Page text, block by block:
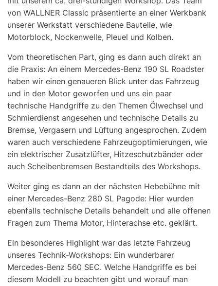
von WALLNER Classic präsentierte an einer Werkbank
unserer Werkstatt verschiedene Bauteile, wie
Motorblock, Nockenwelle, Pleuel und Kolben.
Vom theoretischen Part, ging es dann auch direkt an
die Praxis: An einem Mercedes-Benz 190 SL Roadster
haben wir einen genaueren Blick unter das Fahrzeug
und in den Motor geworfen und uns ein paar
technische Handgriffe zu den Themen Ölwechsel und
Schmierdienst angesehen und technische Details zu
Bremse, Vergasern und Lüftung angesprochen. Zudem
waren auch verschiedene Fahrzeugoptimierungen, wie
ein elektrischer Zusatzlüfter, Hitzeschutzbänder oder
auch Scheibenbremsen Bestandteils des Workshops.
Weiter ging es dann an der nächsten Hebebühne mit
einer Mercedes-Benz 280 SL Pagode: Hier wurden
ebenfalls technische Details behandelt und alle offenen
Fragen zum Thema Motor, Hinterachse etc. geklärt.
Ein besonderes Highlight war das letzte Fahrzeug
unseres Technik-Workshops: Ein wunderbarer
Mercedes-Benz 560 SEC. Welche Handgriffe es bei
diesem Modell zu beachten gibt und worauf man